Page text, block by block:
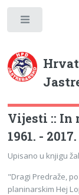
Vijesti :: In
1961. - 2017.
Upisano u knjigu
"Dragi Predraže,
planinarskim Hej